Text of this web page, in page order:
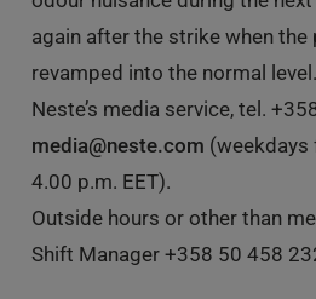
again after the strike when
revamped into the normal level.
Neste’s media service, tel.
media@neste.com (weekdays
4.00 p.m. EET).
Outside hours or other than
Shift Manager +358 50 458